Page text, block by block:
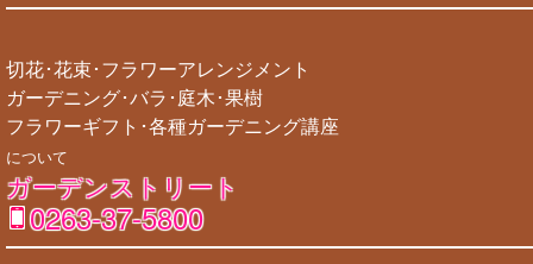
切花･花束･フラワーアレンジメント
ガーデニング･バラ･庭木･果樹
フラワーギフト･各種ガーデニング講座
について
ガーデンストリート
0263-37-5800